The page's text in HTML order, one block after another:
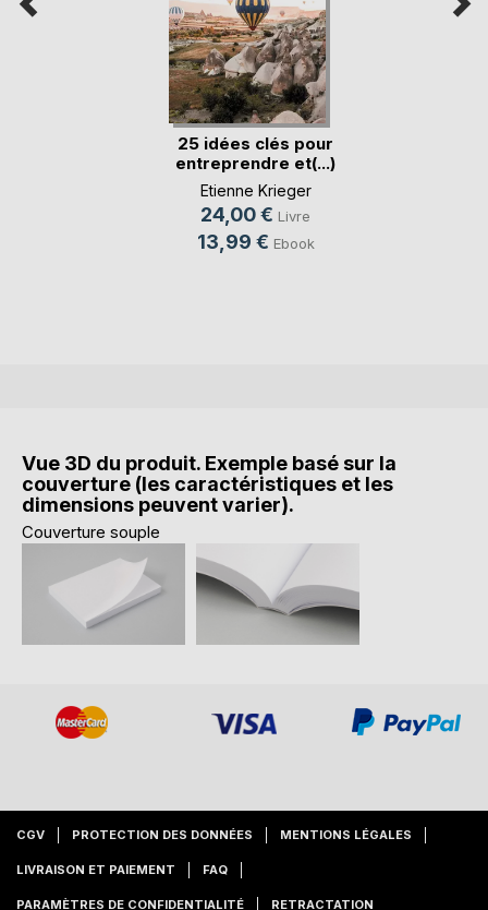
25 idées clés pour
entreprendre et(...)
Etienne Krieger
24,00 € Livre
13,99 € Ebook
Vue 3D du produit. Exemple basé sur la
couverture (les caractéristiques et les
dimensions peuvent varier).
Couverture souple
CGV PROTECTION DES DONNÉES MENTIONS LÉGALES
LIVRAISON ET PAIEMENT FAQ
PARAMÈTRES DE CONFIDENTIALITÉ RETRACTATION